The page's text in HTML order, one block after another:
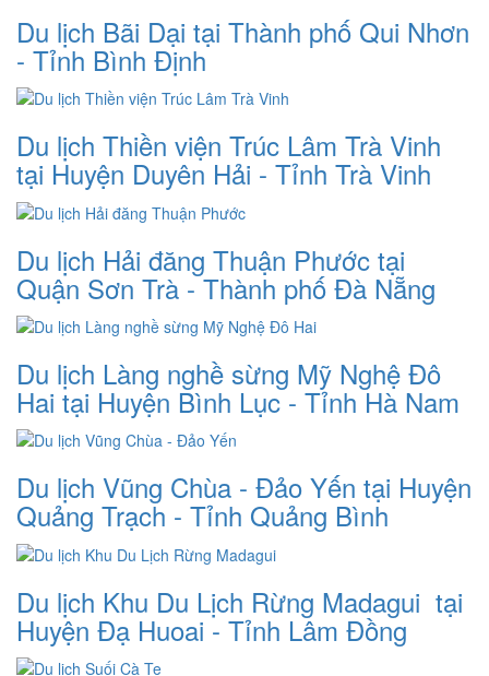
Du lịch Bãi Dại tại Thành phố Qui Nhơn
- Tỉnh Bình Định
Du lịch Thiền viện Trúc Lâm Trà Vinh
tại Huyện Duyên Hải - Tỉnh Trà Vinh
Du lịch Hải đăng Thuận Phước tại
Quận Sơn Trà - Thành phố Đà Nẵng
Du lịch Làng nghề sừng Mỹ Nghệ Đô
Hai tại Huyện Bình Lục - Tỉnh Hà Nam
Du lịch Vũng Chùa - Đảo Yến tại Huyện
Quảng Trạch - Tỉnh Quảng Bình
Du lịch Khu Du Lịch Rừng Madagui tại
Huyện Đạ Huoai - Tỉnh Lâm Đồng